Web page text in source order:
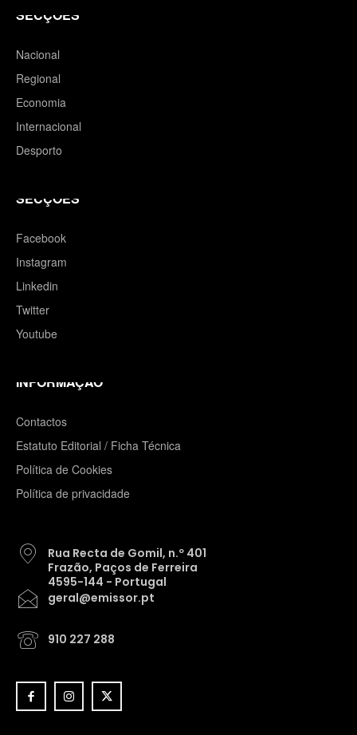
SECÇÕES
Nacional
Regional
Economia
Internacional
Desporto
SECÇÕES
Facebook
Instagram
Linkedin
Twitter
Youtube
INFORMAÇÃO
Contactos
Estatuto Editorial / Ficha Técnica
Política de Cookies
Política de privacidade
Rua Recta de Gomil, n.º 401
Frazão, Paços de Ferreira
4595-144 - Portugal
geral@emissor.pt
910 227 288